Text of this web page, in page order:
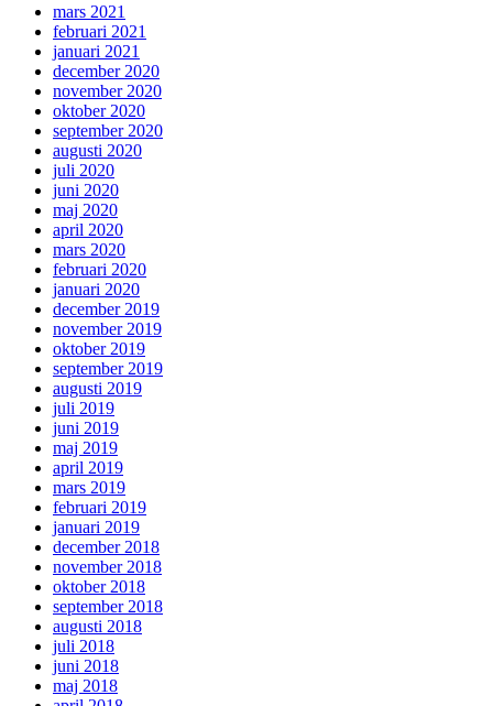
mars 2021
februari 2021
januari 2021
december 2020
november 2020
oktober 2020
september 2020
augusti 2020
juli 2020
juni 2020
maj 2020
april 2020
mars 2020
februari 2020
januari 2020
december 2019
november 2019
oktober 2019
september 2019
augusti 2019
juli 2019
juni 2019
maj 2019
april 2019
mars 2019
februari 2019
januari 2019
december 2018
november 2018
oktober 2018
september 2018
augusti 2018
juli 2018
juni 2018
maj 2018